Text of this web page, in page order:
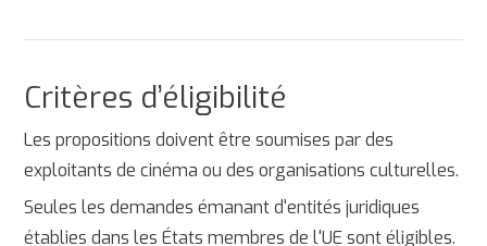
Critères d’éligibilité
Les propositions doivent être soumises par des
exploitants de cinéma ou des organisations culturelles.
Seules les demandes émanant d'entités juridiques
établies dans les États membres de l'UE sont éligibles.